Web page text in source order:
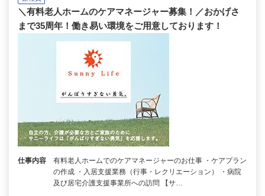
＼有料老人ホームのケアマネージャー募集！／おかげさ
まで35周年！働き易い環境をご用意しております！
仕事内容
有料老人ホームでのケアマネージャーのお仕事 ・ケアプラン
の作成 ・入居支援業務（行事・レクリエーション） ・病院
及び居宅介護支援事業所への訪問 【サ…